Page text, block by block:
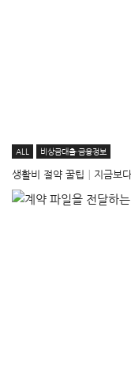
ALL 비상금대출·금융정보
생활비 절약 꿀팁│지금보